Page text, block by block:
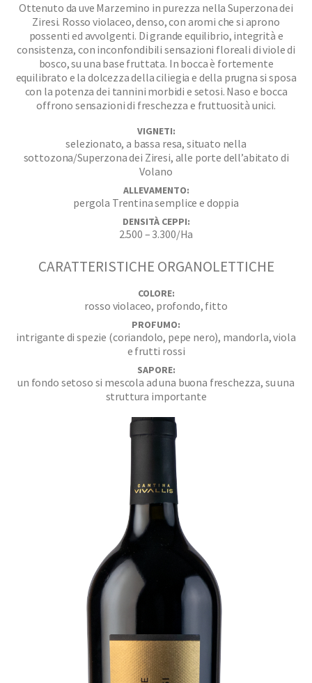
Ottenuto da uve Marzemino in purezza nella Superzona dei
Ziresi. Rosso violaceo, denso, con aromi che si aprono
possenti ed avvolgenti. Di grande equilibrio, integrità e
consistenza, con inconfondibili sensazioni floreali di viole di
bosco, su una base fruttata. In bocca è fortemente
equilibrato e la dolcezza della ciliegia e della prugna si sposa
con la potenza dei tannini morbidi e setosi. Naso e bocca
offrono sensazioni di freschezza e fruttuosità unici.
VIGNETI:
selezionato, a bassa resa, situato nella
sottozona/Superzona dei Ziresi, alle porte dell’abitato di
Volano
ALLEVAMENTO:
pergola Trentina semplice e doppia
DENSITÀ CEPPI:
2.500 – 3.300/Ha
CARATTERISTICHE ORGANOLETTICHE
COLORE:
rosso violaceo, profondo, fitto
PROFUMO:
intrigante di spezie (coriandolo, pepe nero), mandorla, viola
e frutti rossi
SAPORE:
un fondo setoso si mescola ad una buona freschezza, su una
struttura importante